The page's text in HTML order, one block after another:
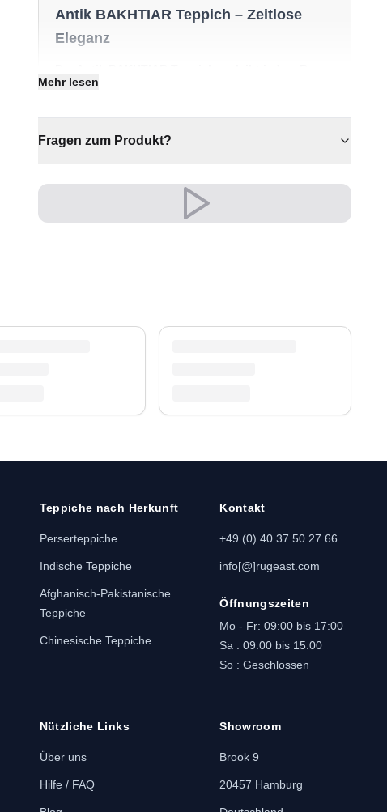
Antik BAKHTIAR Teppich – Zeitlose
Eleganz
zeitlosen Charakter und stille Eleganz. Ein
✔ Vielseitiger Stil für jeden Raum
✔ Ein echter Blickfang für Ihr Zuhause
✔ Eine bleibende Investition für Ihr Zuhause
✔ Wertet jeden Raum mühelos auf
Ein zeitloser Schatz für Ihr Zuhause.
Profitieren Sie von kostenlosem Versand und
Mehr lesen
Fragen zum Produkt?
Teppiche nach Herkunft
Perserteppiche
Indische Teppiche
Afghanisch-Pakistanische
Teppiche
Chinesische Teppiche
Kontakt
+49 (0) 40 37 50 27 66
info[@]rugeast.com
Öffnungszeiten
Mo - Fr: 09:00 bis 17:00
Sa : 09:00 bis 15:00
So : Geschlossen
Nützliche Links
Über uns
Hilfe / FAQ
Showroom
Brook 9
20457 Hamburg